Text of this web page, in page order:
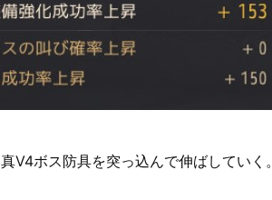
Ⅴ4ボス防具を突っ込んで伸ばしていく。